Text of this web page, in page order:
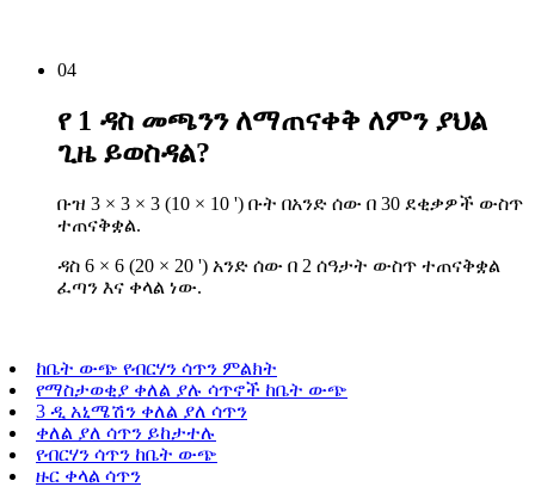
04
የ 1 ዳስ መጫንን ለማጠናቀቅ ለምን ያህል
ጊዜ ይወስዳል?
ቡዝ 3 × 3 × 3 (10 × 10 ') ቡት በአንድ ሰው በ 30 ደቂቃዎች ውስጥ
ተጠናቅቋል.
ዳስ 6 × 6 (20 × 20 ') አንድ ሰው በ 2 ሰዓታት ውስጥ ተጠናቅቋል
ፈጣን እና ቀላል ነው.
ከቤት ውጭ የብርሃን ሳጥን ምልክት
የማስታወቂያ ቀለል ያሉ ሳጥኖች ከቤት ውጭ
3 ዲ አኒሜሽን ቀለል ያለ ሳጥን
ቀለል ያለ ሳጥን ይከታተሉ
የብርሃን ሳጥን ከቤት ውጭ
ዙር ቀላል ሳጥን